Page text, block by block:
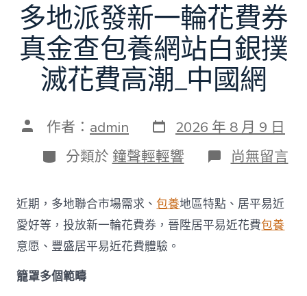
多地派發新一輪花費券
真金查包養網站白銀撲
滅花費高潮_中國網
文 作者： admin 發
表
日
期
2026 年 8 月 9 日
分
類
分類於 鐘聲輕輕響 在
〈多
派
發
新
尚無留言
近期，多地聯合市場需求、包養地區特點、居平易近
愛好等，投放新一輪花費券，晉陞居平易近花費包養
意愿、豐盛居平易近花費體驗。
籠罩多個範疇